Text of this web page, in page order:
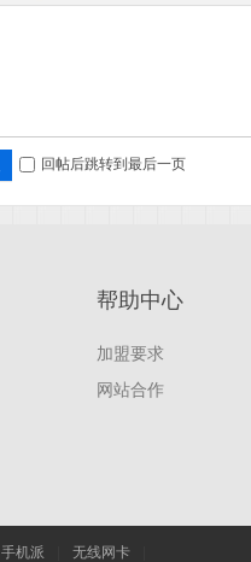
回帖后跳转到最后一页
帮助中心
加盟要求
网站合作
手机派 无线网卡